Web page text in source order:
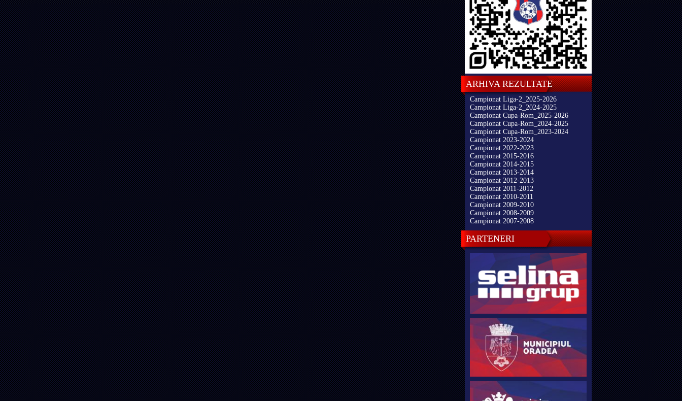
ARHIVA REZULTATE
Campionat Liga-2_2025-2026
Campionat Liga-2_2024-2025
Campionat Cupa-Rom_2025-2026
Campionat Cupa-Rom_2024-2025
Campionat Cupa-Rom_2023-2024
Campionat 2023-2024
Campionat 2022-2023
Campionat 2015-2016
Campionat 2014-2015
Campionat 2013-2014
Campionat 2012-2013
Campionat 2011-2012
Campionat 2010-2011
Campionat 2009-2010
Campionat 2008-2009
Campionat 2007-2008
PARTENERI